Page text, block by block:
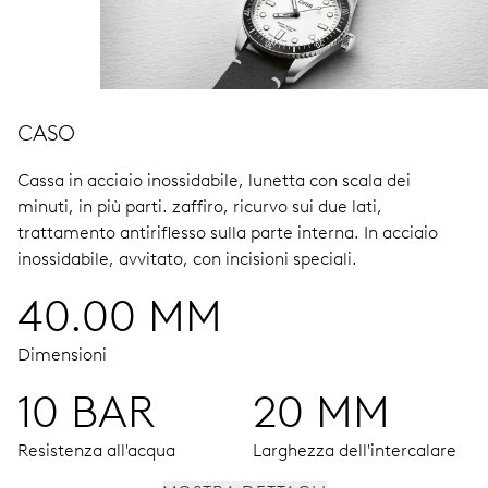
CASO
Cassa in acciaio inossidabile, lunetta con scala dei
minuti, in più parti. zaffiro, ricurvo sui due lati,
trattamento antiriflesso sulla parte interna. In acciaio
inossidabile, avvitato, con incisioni speciali.
40.00 MM
Dimensioni
10 BAR
Resistenza all'acqua
20 MM
Larghezza dell'intercalare